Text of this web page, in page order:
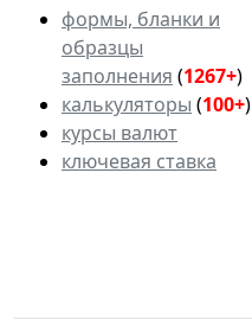
формы, бланки и
образцы
заполнения (1267+)
калькуляторы (100+)
курсы валют
ключевая ставка